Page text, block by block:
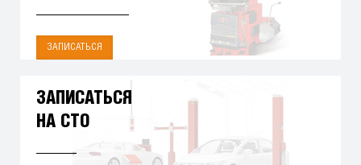
ЗАПИСАТЬСЯ
ЗАПИСАТЬСЯ
НА СТО